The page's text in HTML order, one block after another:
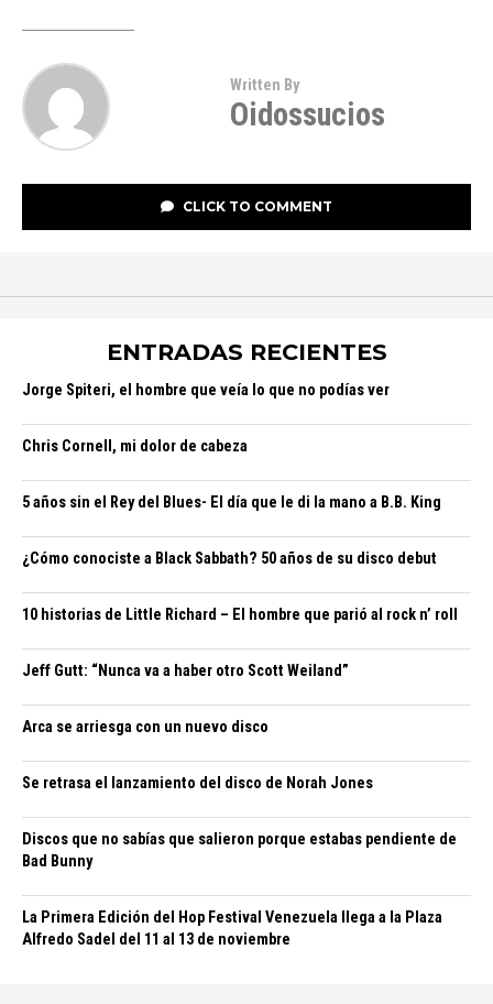
Written By
Oidossucios
CLICK TO COMMENT
ENTRADAS RECIENTES
Jorge Spiteri, el hombre que veía lo que no podías ver
Chris Cornell, mi dolor de cabeza
5 años sin el Rey del Blues- El día que le di la mano a B.B. King
¿Cómo conociste a Black Sabbath? 50 años de su disco debut
10 historias de Little Richard – El hombre que parió al rock n’ roll
Jeff Gutt: “Nunca va a haber otro Scott Weiland”
Arca se arriesga con un nuevo disco
Se retrasa el lanzamiento del disco de Norah Jones
Discos que no sabías que salieron porque estabas pendiente de
Bad Bunny
La Primera Edición del Hop Festival Venezuela llega a la Plaza
Alfredo Sadel del 11 al 13 de noviembre